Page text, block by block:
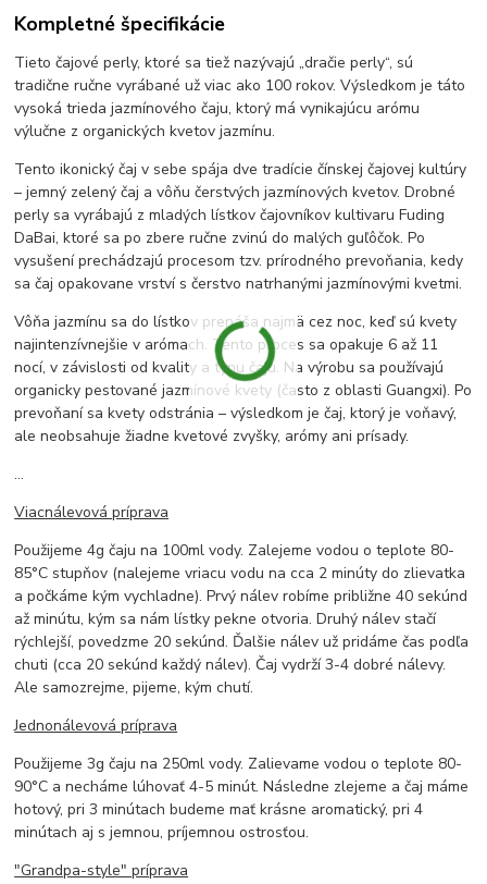
Kompletné špecifikácie
Tieto čajové perly, ktoré sa tiež nazývajú „dračie perly“, sú
tradične ručne vyrábané už viac ako 100 rokov. Výsledkom je táto
vysoká trieda jazmínového čaju, ktorý má vynikajúcu arómu
výlučne z organických kvetov jazmínu.
Tento ikonický čaj v sebe spája dve tradície čínskej čajovej kultúry
– jemný zelený čaj a vôňu čerstvých jazmínových kvetov. Drobné
perly sa vyrábajú z mladých lístkov čajovníkov kultivaru Fuding
DaBai, ktoré sa po zbere ručne zvinú do malých guľôčok. Po
vysušení prechádzajú procesom tzv. prírodného prevoňania, kedy
sa čaj opakovane vrství s čerstvo natrhanými jazmínovými kvetmi.
Vôňa jazmínu sa do lístkov prenáša najmä cez noc, keď sú kvety
najintenzívnejšie v arómach. Tento proces sa opakuje 6 až 11
nocí, v závislosti od kvality a typu čaju. Na výrobu sa používajú
organicky pestované jazmínové kvety (často z oblasti Guangxi). Po
prevoňaní sa kvety odstránia – výsledkom je čaj, ktorý je voňavý,
ale neobsahuje žiadne kvetové zvyšky, arómy ani prísady.
...
Viacnálevová príprava
Použijeme 4g čaju na 100ml vody. Zalejeme vodou o teplote 80-
85°C stupňov (nalejeme vriacu vodu na cca 2 minúty do zlievatka
a počkáme kým vychladne). Prvý nálev robíme približne 40 sekúnd
až minútu, kým sa nám lístky pekne otvoria. Druhý nálev stačí
rýchlejší, povedzme 20 sekúnd. Ďalšie nálev už pridáme čas podľa
chuti (cca 20 sekúnd každý nálev). Čaj vydrží 3-4 dobré nálevy.
Ale samozrejme, pijeme, kým chutí.
Jednonálevová príprava
Použijeme 3g čaju na 250ml vody. Zalievame vodou o teplote 80-
90°C a necháme lúhovať 4-5 minút. Následne zlejeme a čaj máme
hotový, pri 3 minútach budeme mať krásne aromatický, pri 4
minútach aj s jemnou, príjemnou ostrosťou.
"Grandpa-style" príprava